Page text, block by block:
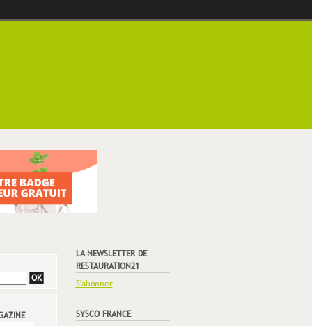
LA NEWSLETTER DE
RESTAURATION21
S'abonner
SYSCO FRANCE